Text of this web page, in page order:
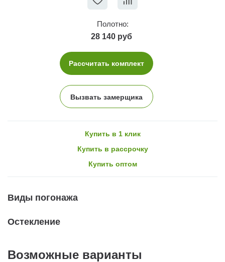
Полотно:
28 140 руб
Рассчитать комплект
Вызвать замерщика
Купить в 1 клик
Купить в рассрочку
Купить оптом
Виды погонажа
Остекление
Возможные варианты